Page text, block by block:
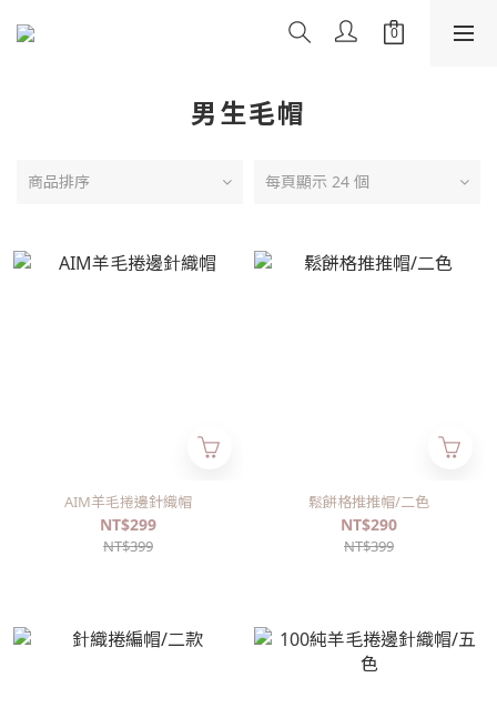
男生毛帽
商品排序 每頁顯示 24 個
AIM羊毛捲邊針織帽
NT$299
NT$399
鬆餅格推推帽/二色
NT$290
NT$399